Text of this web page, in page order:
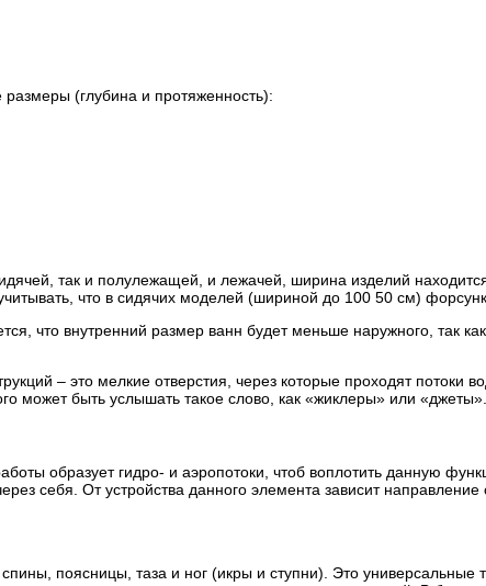
(глубина и протяженность):
так и полулежащей, и лежачей, ширина изделий
что в сидячих моделей (шириной до 100 50 см)
что внутренний размер ванн будет меньше наружного, так
– это мелкие отверстия, через которые проходят
может быть услышать такое слово, как «жиклеры» или «джеты».
образует гидро- и аэропотоки, чтоб воплотить данную
себя. От устройства данного элемента зависит
поясницы, таза и ног (икры и ступни). Это